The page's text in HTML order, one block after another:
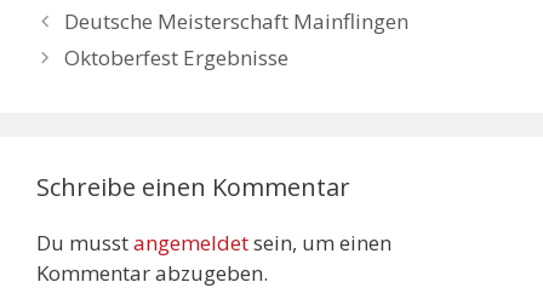
Deutsche Meisterschaft Mainflingen
Oktoberfest Ergebnisse
Schreibe einen Kommentar
Du musstangemeldetsein, um einen
Kommentar abzugeben.